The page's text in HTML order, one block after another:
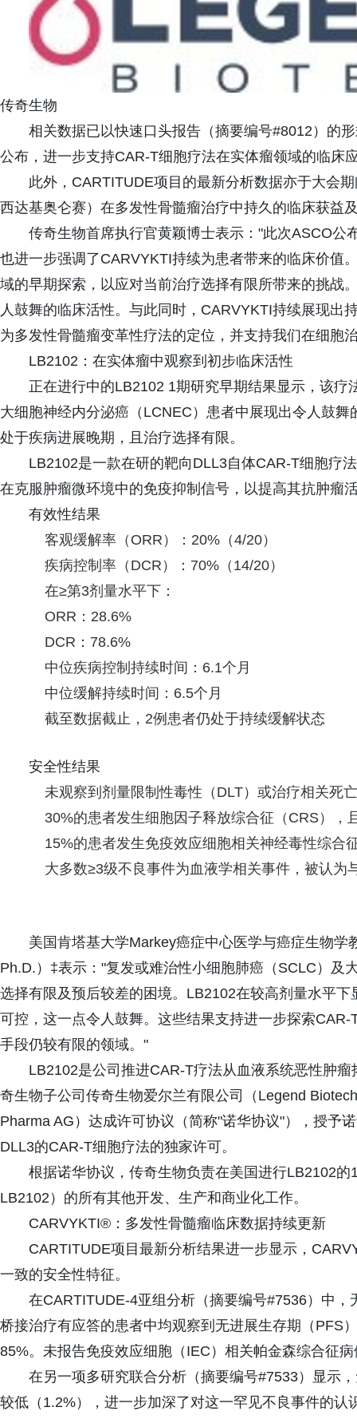
传奇生物
相关数据已以快速口头报告（摘要编号#8012）的
公布，进一步支持CAR-T细胞疗法在实体瘤领域的临床
此外，CARTITUDE项目的最新分析数据亦于大会
西达基奥仑赛）在多发性骨髓瘤治疗中持久的临床获益
传奇生物首席执行官黄颖博士表示："此次ASCO
也进一步强调了CARVYKTI持续为患者带来的临床价值
域的早期探索，以应对当前治疗选择有限所带来的挑战
人鼓舞的临床活性。与此同时，CARVYKTI持续展现出
为多发性骨髓瘤变革性疗法的定位，并支持我们在细胞
LB2102：在实体瘤中观察到初步临床活性
正在进行中的LB2102 1期研究早期结果显示，该
大细胞神经内分泌癌（LCNEC）患者中展现出令人鼓
处于疾病进展晚期，且治疗选择有限。
LB2102是一款在研的靶向DLL3自体CAR-T细胞疗
在克服肿瘤微环境中的免疫抑制信号，以提高其抗肿瘤
有效性结果
客观缓解率（ORR）：20%（4/20）
疾病控制率（DCR）：70%（14/20）
在≥第3剂量水平下：
ORR：28.6%
DCR：78.6%
中位疾病控制持续时间：6.1个月
中位缓解持续时间：6.5个月
截至数据截止，2例患者仍处于持续缓解状态
安全性结果
未观察到剂量限制性毒性（DLT）或治疗相关死
30%的患者发生细胞因子释放综合征（CRS），
15%的患者发生免疫效应细胞相关神经毒性综合
大多数≥3级不良事件为血液学相关事件，被认为
美国肯塔基大学Markey癌症中心医学与癌症生物
Ph.D.）‡表示："复发或难治性小细胞肺癌（SCLC）及
选择有限及预后较差的困境。LB2102在较高剂量水平
可控，这一点令人鼓舞。这些结果支持进一步探索
手段仍较有限的领域。"
LB2102是公司推进CAR-T疗法从血液系统恶性肿
奇生物子公司传奇生物爱尔兰有限公司（Legend
Pharma AG）达成许可协议（简称"诺华协议"），授予
DLL3的CAR-T细胞疗法的独家许可。
根据诺华协议，传奇生物负责在美国进行LB2102
LB2102）的所有其他开发、生产和商业化工作。
CARVYKTI®：多发性骨髓瘤临床数据持续更新
CARTITUDE项目最新分析结果进一步显示，
一致的安全性特征。
在CARTITUDE-4亚组分析（摘要编号#7536）中
桥接治疗有应答的患者中均观察到无进展生存期（PFS
85%。未报告免疫效应细胞（IEC）相关帕金森综合征病
在另一项多研究联合分析（摘要编号#7533）显示
较低（1.2%），进一步加深了对这一罕见不良事件的